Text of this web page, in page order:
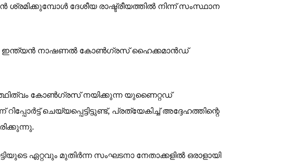
ശ്രമിക്കുമ്പോൾ ദേശീയ രാഷ്ട്രീയത്തിൽ നിന്ന് സംസ്ഥാന
ഇന്ത്യൻ നാഷണൽ കോൺഗ്രസ് ഹൈക്കമാൻഡ്
കോൺഗ്രസ് നയിക്കുന്ന യുണൈറ്റഡ്
ചെയ്യപ്പെട്ടിട്ടുണ്ട്, പ്രത്യേകിച്ച് അദ്ദേഹത്തിന്റെ
ഏറ്റവും മുതിർന്ന സംഘടനാ നേതാക്കളിൽ ഒരാളായി